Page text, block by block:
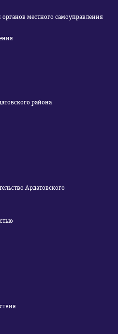
местного самоуправления
района
Ардатовского